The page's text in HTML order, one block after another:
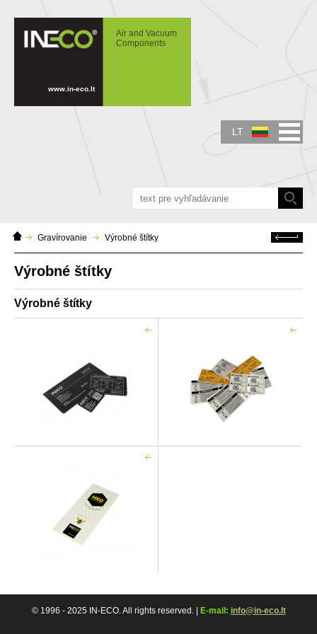
Výrobné štítky
Air and Vacuum
Components
www.in-eco.lt
Home
Page
Gravírovanie Výrobné štítky Atgal
Výrobné štítky
Výrobné štítky
LT
© 1996 - 2025 IN-ECO. All rights reserved. | E-mail: info@in-eco.lt